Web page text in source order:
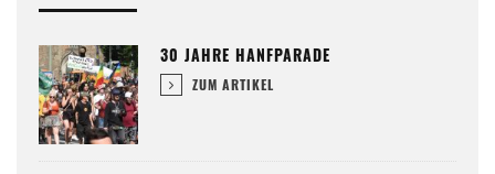
30 JAHRE HANFPARADE
ZUM ARTIKEL